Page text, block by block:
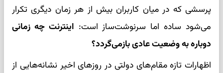
پرسشی که در میان کاربران بیش از هر زمان دیگری تکرار
می‌شود ساده اما سرنوشت‌ساز است: اینترنت چه زمانی
دوباره به وضعیت عادی بازمی‌گردد؟
اظهارات تازه مقام‌های دولتی در روزهای اخیر نشانه‌هایی از